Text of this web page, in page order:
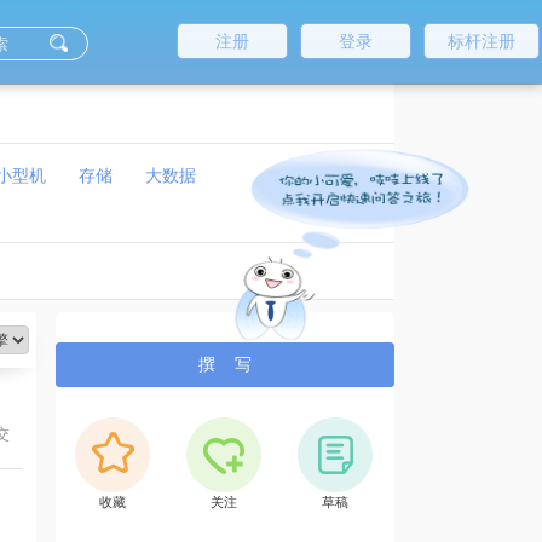
标杆注册
登录
注册
型机 存储 大数据
撰 写
收藏 关注 草稿